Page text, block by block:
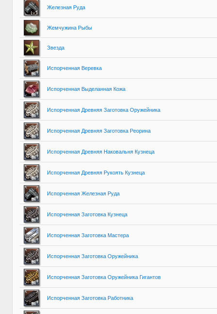
Железная Руда
Жемчужина Рыбы
Звезда
Испорченная Веревка
Испорченная Выделанная Кожа
Испорченная Древняя Заготовка Оружейника
Испорченная Древняя Заготовка Реорина
Испорченная Древняя Наковальня Кузнеца
Испорченная Древняя Рукоять Кузнеца
Испорченная Железная Руда
Испорченная Заготовка Кузнеца
Испорченная Заготовка Мастера
Испорченная Заготовка Оружейника
Испорченная Заготовка Оружейника Гигантов
Испорченная Заготовка Работника